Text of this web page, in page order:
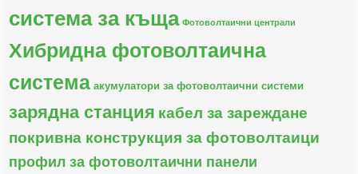
система за къща Фотоволтаични централи
Хибридна фотоволтаична
система акумулатори за фотоволтаични системи
зарядна станция кабел за зареждане
покривна конструкция за фотоволтаици
профил за фотоволтаични панели